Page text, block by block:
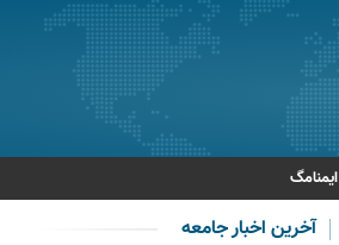
ایمنامگ
آخرین اخبار جامعه